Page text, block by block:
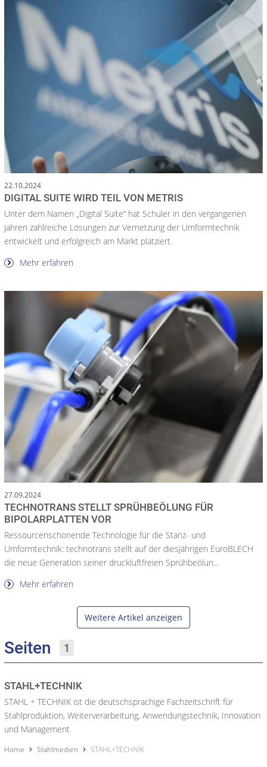
22.10.2024
DIGITAL SUITE WIRD TEIL VON METRIS
Unter dem Namen „Digital Suite“ hat Schuler in den vergangenen
Jahren zahlreiche Lösungen zur Vernetzung der Umformtechnik
entwickelt und erfolgreich am Markt platziert.
Mehr erfahren
27.09.2024
TECHNOTRANS STELLT SPRÜHBEÖLUNG FÜR
BIPOLARPLATTEN VOR
Ressourcenschonende Technologie für die Stanz- und
Umformtechnik: technotrans stellt auf der diesjährigen EuroBLECH
die neue Generation seiner druckluftfreien Sprühbeölun...
Mehr erfahren
Weitere Artikel anzeigen
Seiten 1
STAHL+TECHNIK
STAHL + TECHNIK ist die deutschsprachige Fachzeitschrift für
Stahlproduktion, Weiterverarbeitung, Anwendungstechnik, Innovation
und Management
Home Stahlmedien STAHL+TECHNIK